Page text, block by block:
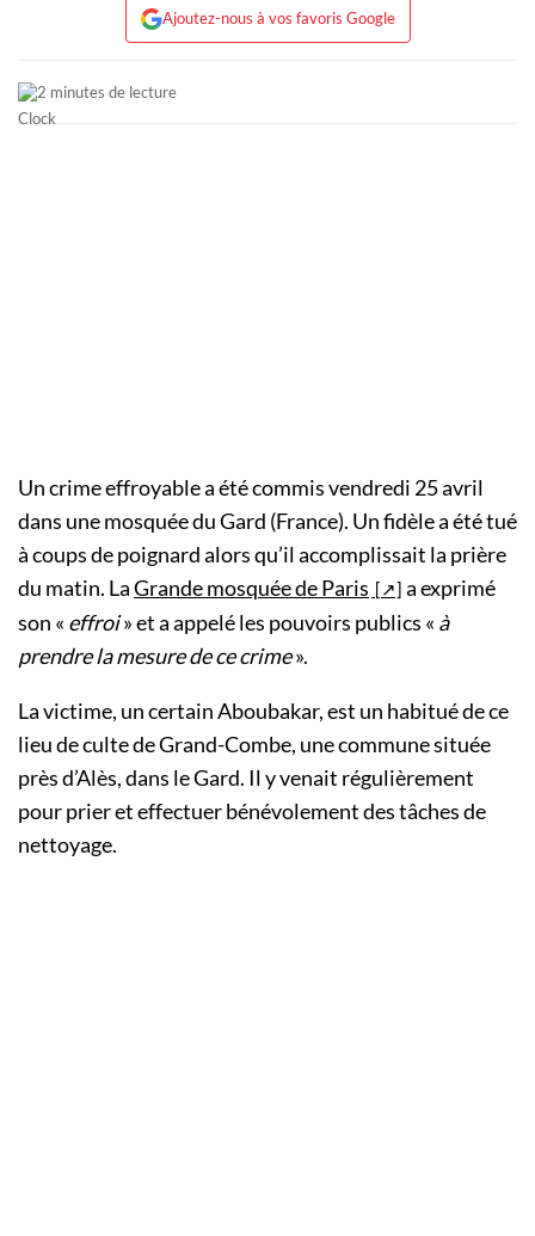
Ajoutez-nous à vos favoris Google
2 minutes de lecture
Un crime effroyable a été commis vendredi 25 avril
dans une mosquée du Gard (France). Un fidèle a été tué
à coups de poignard alors qu’il accomplissait la prière
du matin. LaGrande mosquée de Paris
a exprimé
son « effroi» et a appelé les pouvoirs publics « à
prendre la mesure de ce crime».
La victime, un certain Aboubakar, est un habitué de ce
lieu de culte de Grand-Combe, une commune située
près d’Alès, dans le Gard. Il y venait régulièrement
pour prier et effectuer bénévolement des tâches de
nettoyage.